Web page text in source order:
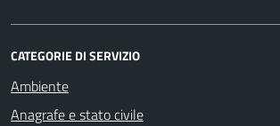
CATEGORIE DI SERVIZIO
Ambiente
Anagrafe e stato civile